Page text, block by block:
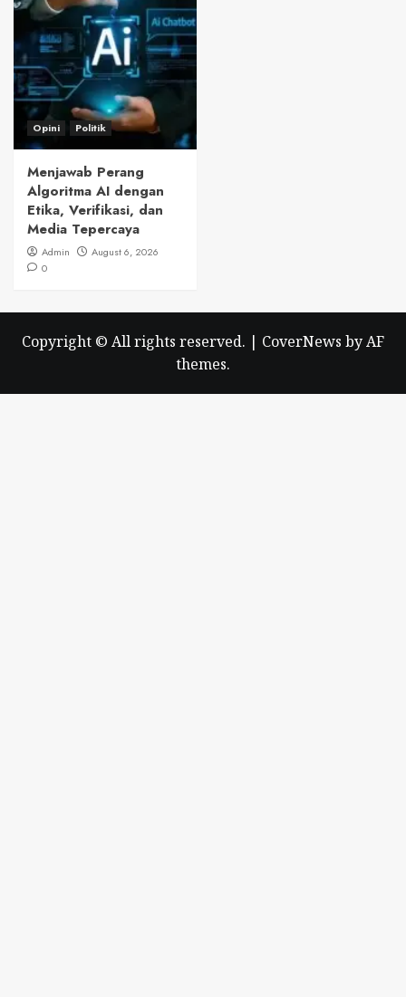
Opini Politik
Menjawab Perang
Algoritma AI dengan
Etika, Verifikasi, dan
Media Tepercaya
Admin
August 6, 2026
0
Copyright © All rights reserved. | CoverNews by AF
themes.